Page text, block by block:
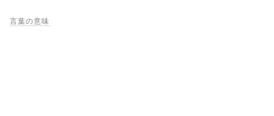
言葉の意味